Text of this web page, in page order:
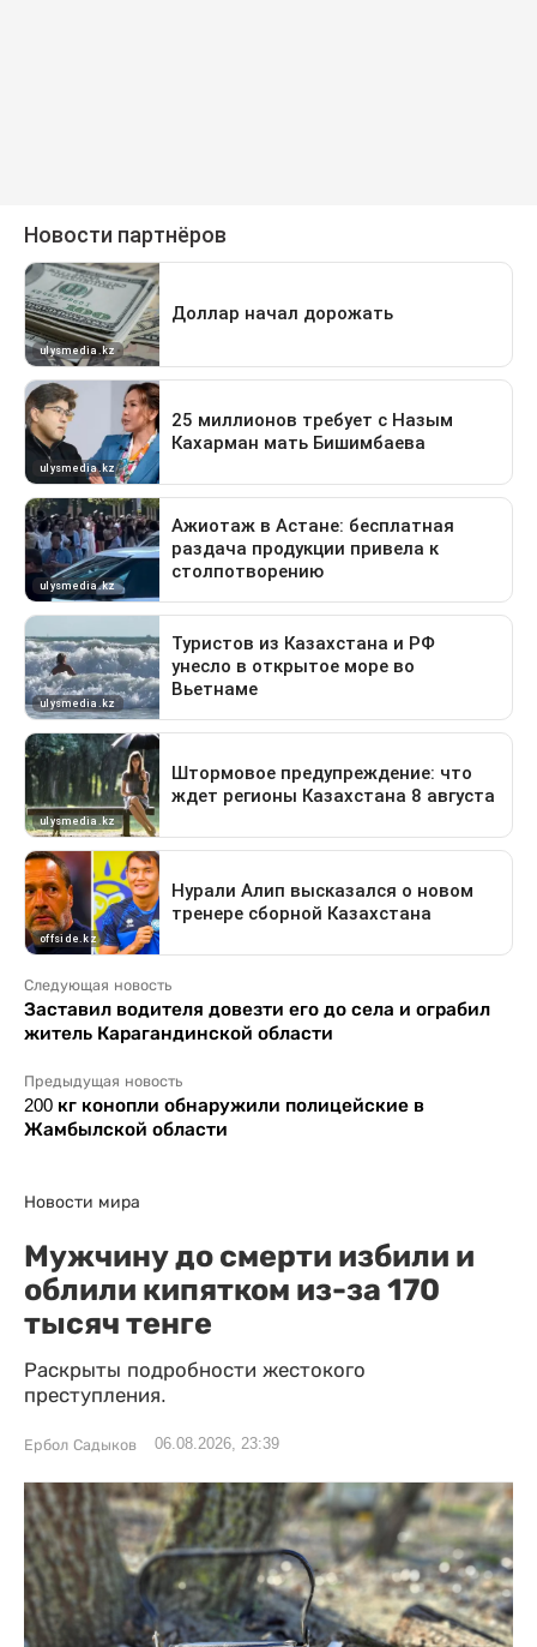
Следующая новость
Заставил водителя довезти его до села и ограбил
житель Карагандинской области
Предыдущая новость
200 кг конопли обнаружили полицейские в
Жамбылской области
Новости мира
Мужчину до смерти избили и
облили кипятком из-за 170
тысяч тенге
Раскрыты подробности жестокого
преступления.
Ербол Садыков 06.08.2026, 23:39